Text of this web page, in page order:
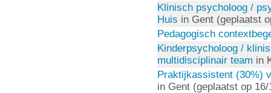
Klinisch psycholoog /
Huis in Gent (geplaatst
Pedagogisch
Kinderpsycholoog /
multidisciplinair team in
Praktijkassistent (30%)
in Gent (geplaatst op 16/